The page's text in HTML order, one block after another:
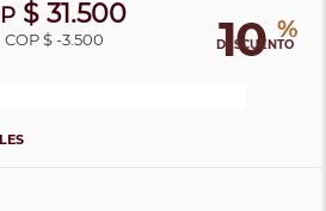
10 %
DESCUENTO
$ 31.500
COP $ -3.500